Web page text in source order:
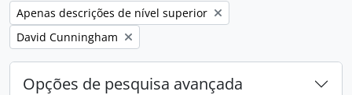
Remove filter:
Apenas descrições de nível superior
Remove filter:
David Cunningham
Opções de pesquisa avançada